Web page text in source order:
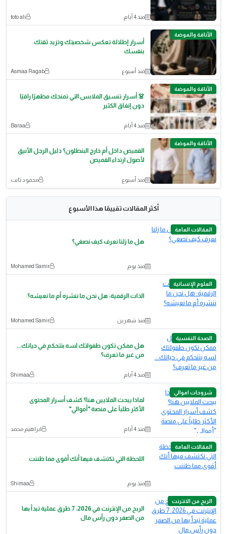
منذ 4 أيام toto ali
الأناقة والموضة
أسرار إطلالة تعكس شخصيتك وتزيد ثقتك
بنفسك
منذ أسبوع Asmaa Ragab
الأناقة والموضة
👗 أسرار تنسيق الملابس التي تمنحك مظهرًا راقيًا
دون إنفاق الكثير
منذ 4 أيام Baraa
الأناقة والموضة
القميص داخل أم خارج البنطلون؟ دليل الرجل الأنيق
لأصول ارتداء القميص
منذ أسبوع محمود ثابت
أكثر المقالات تقييمًا هذا الأسبوع
المقالات العامة
هل ما زلنا نعرف كيف نصغي؟
منذ يوم Mohamed Samir
العلوم الإنسانية
الذات الرقمية: هل نحن ما ننشره أم ما نعيشه؟
منذ شهرين Mohamed Samir
الصحة النفسية
هل ممكن تكون طفولتك لسه بتتحكم في حياتك...
من غير ما تعرف؟
منذ 4 أيام Shimaa
شروحات اموالي
لماذا يبحث الملايين هنا؟ كشف أسرار المحتوى
الأكثر طلباً على منصة "أموالي"
منذ 4 أيام ابراهيم محمد
المقالات العامة
اللحظة التي تكتشف فيها أنك أقوى مما ظننت
منذ يوم Shimaa
الربح من الانترنت
الربح من الإنترنت في 2026: 7 طرق عملية تبدأ بها
من الصفر دون رأس مال